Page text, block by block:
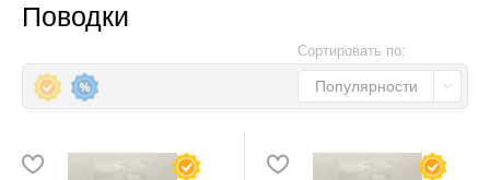
Поводки
Сортировать по:
Популярности